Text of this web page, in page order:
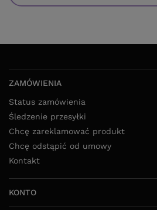
ZAMÓWIENIA
Status zamówienia
Śledzenie przesyłki
Chcę zareklamować produkt
Chcę odstąpić od umowy
Kontakt
KONTO